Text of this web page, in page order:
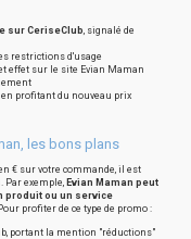
sur CeriseClub, signalé de
restrictions d'usage
effet sur le site Evian Maman
profitant du nouveau prix
les bons plans
€ sur votre commande, il est
. Par exemple, Evian Maman peut
produit ou un service
profiter de ce type de promo :
portant la mention "réductions"